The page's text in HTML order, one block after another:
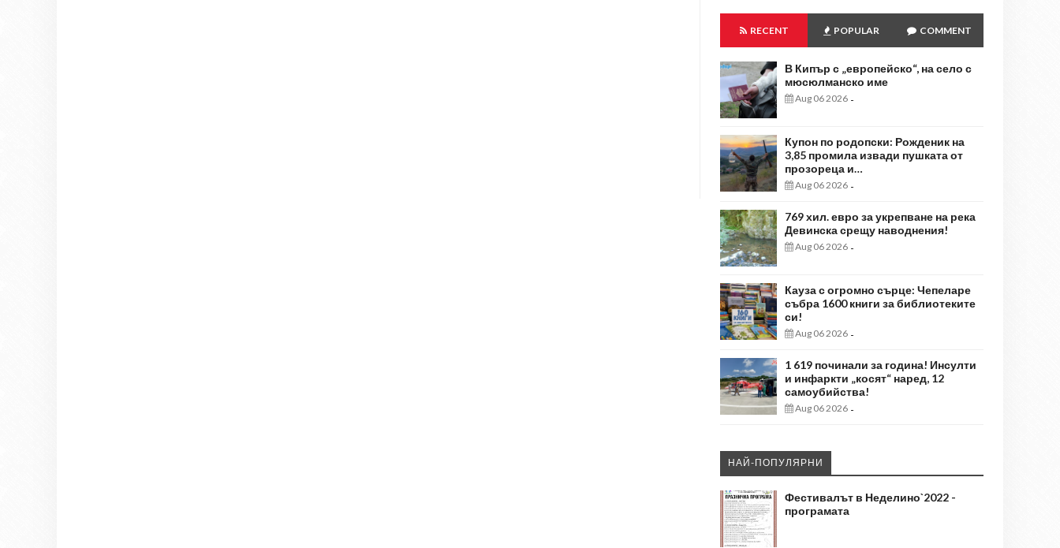
RECENT POPULAR COMMENT
В Кипър с „европейско“, на село с
мюсюлманско име
Aug 06 2026 -
Купон по родопски: Рожденик на
3,85 промила извади пушката от
прозореца и…
Aug 06 2026 -
769 хил. евро за укрепване на река
Девинска срещу наводнения!
Aug 06 2026 -
Кауза с огромно сърце: Чепеларе
събра 1600 книги за библиотеките
си!
Aug 06 2026 -
1 619 починали за година! Инсулти
и инфаркти „косят“ наред, 12
самоубийства!
Aug 06 2026 -
НАЙ-ПОПУЛЯРНИ
Фестивалът в Неделино`2022 -
програмата